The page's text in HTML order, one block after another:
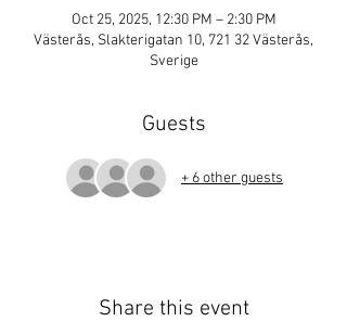
Oct 25, 2025, 12:30 PM – 2:30 PM
Västerås, Slakterigatan 10, 721 32 Västerås,
Sverige
Guests
+ 6 other guests
Share this event